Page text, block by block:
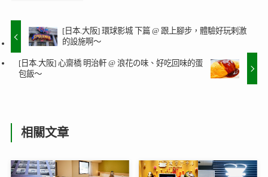
[日本.大阪] 環球影城 下篇 @ 跟上腳步，體驗好玩剌激
的設施啊～
[日本.大阪] 心齋橋 明治軒 @ 浪花の味、好吃回味的蛋
包飯～
相關文章